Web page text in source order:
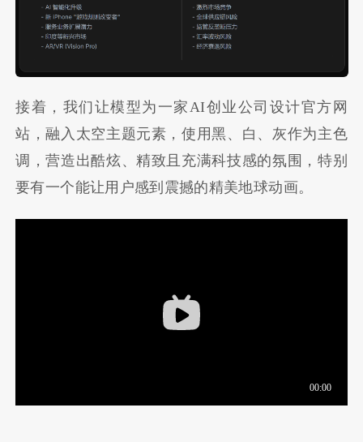
接着，我们让模型为一家AI创业公司设计官方网
站，融入太空主题元素，使用黑、白、灰作为主色
调，营造出酷炫、精致且充满科技感的氛围，特别
要有一个能让用户感到震撼的精美地球动画。